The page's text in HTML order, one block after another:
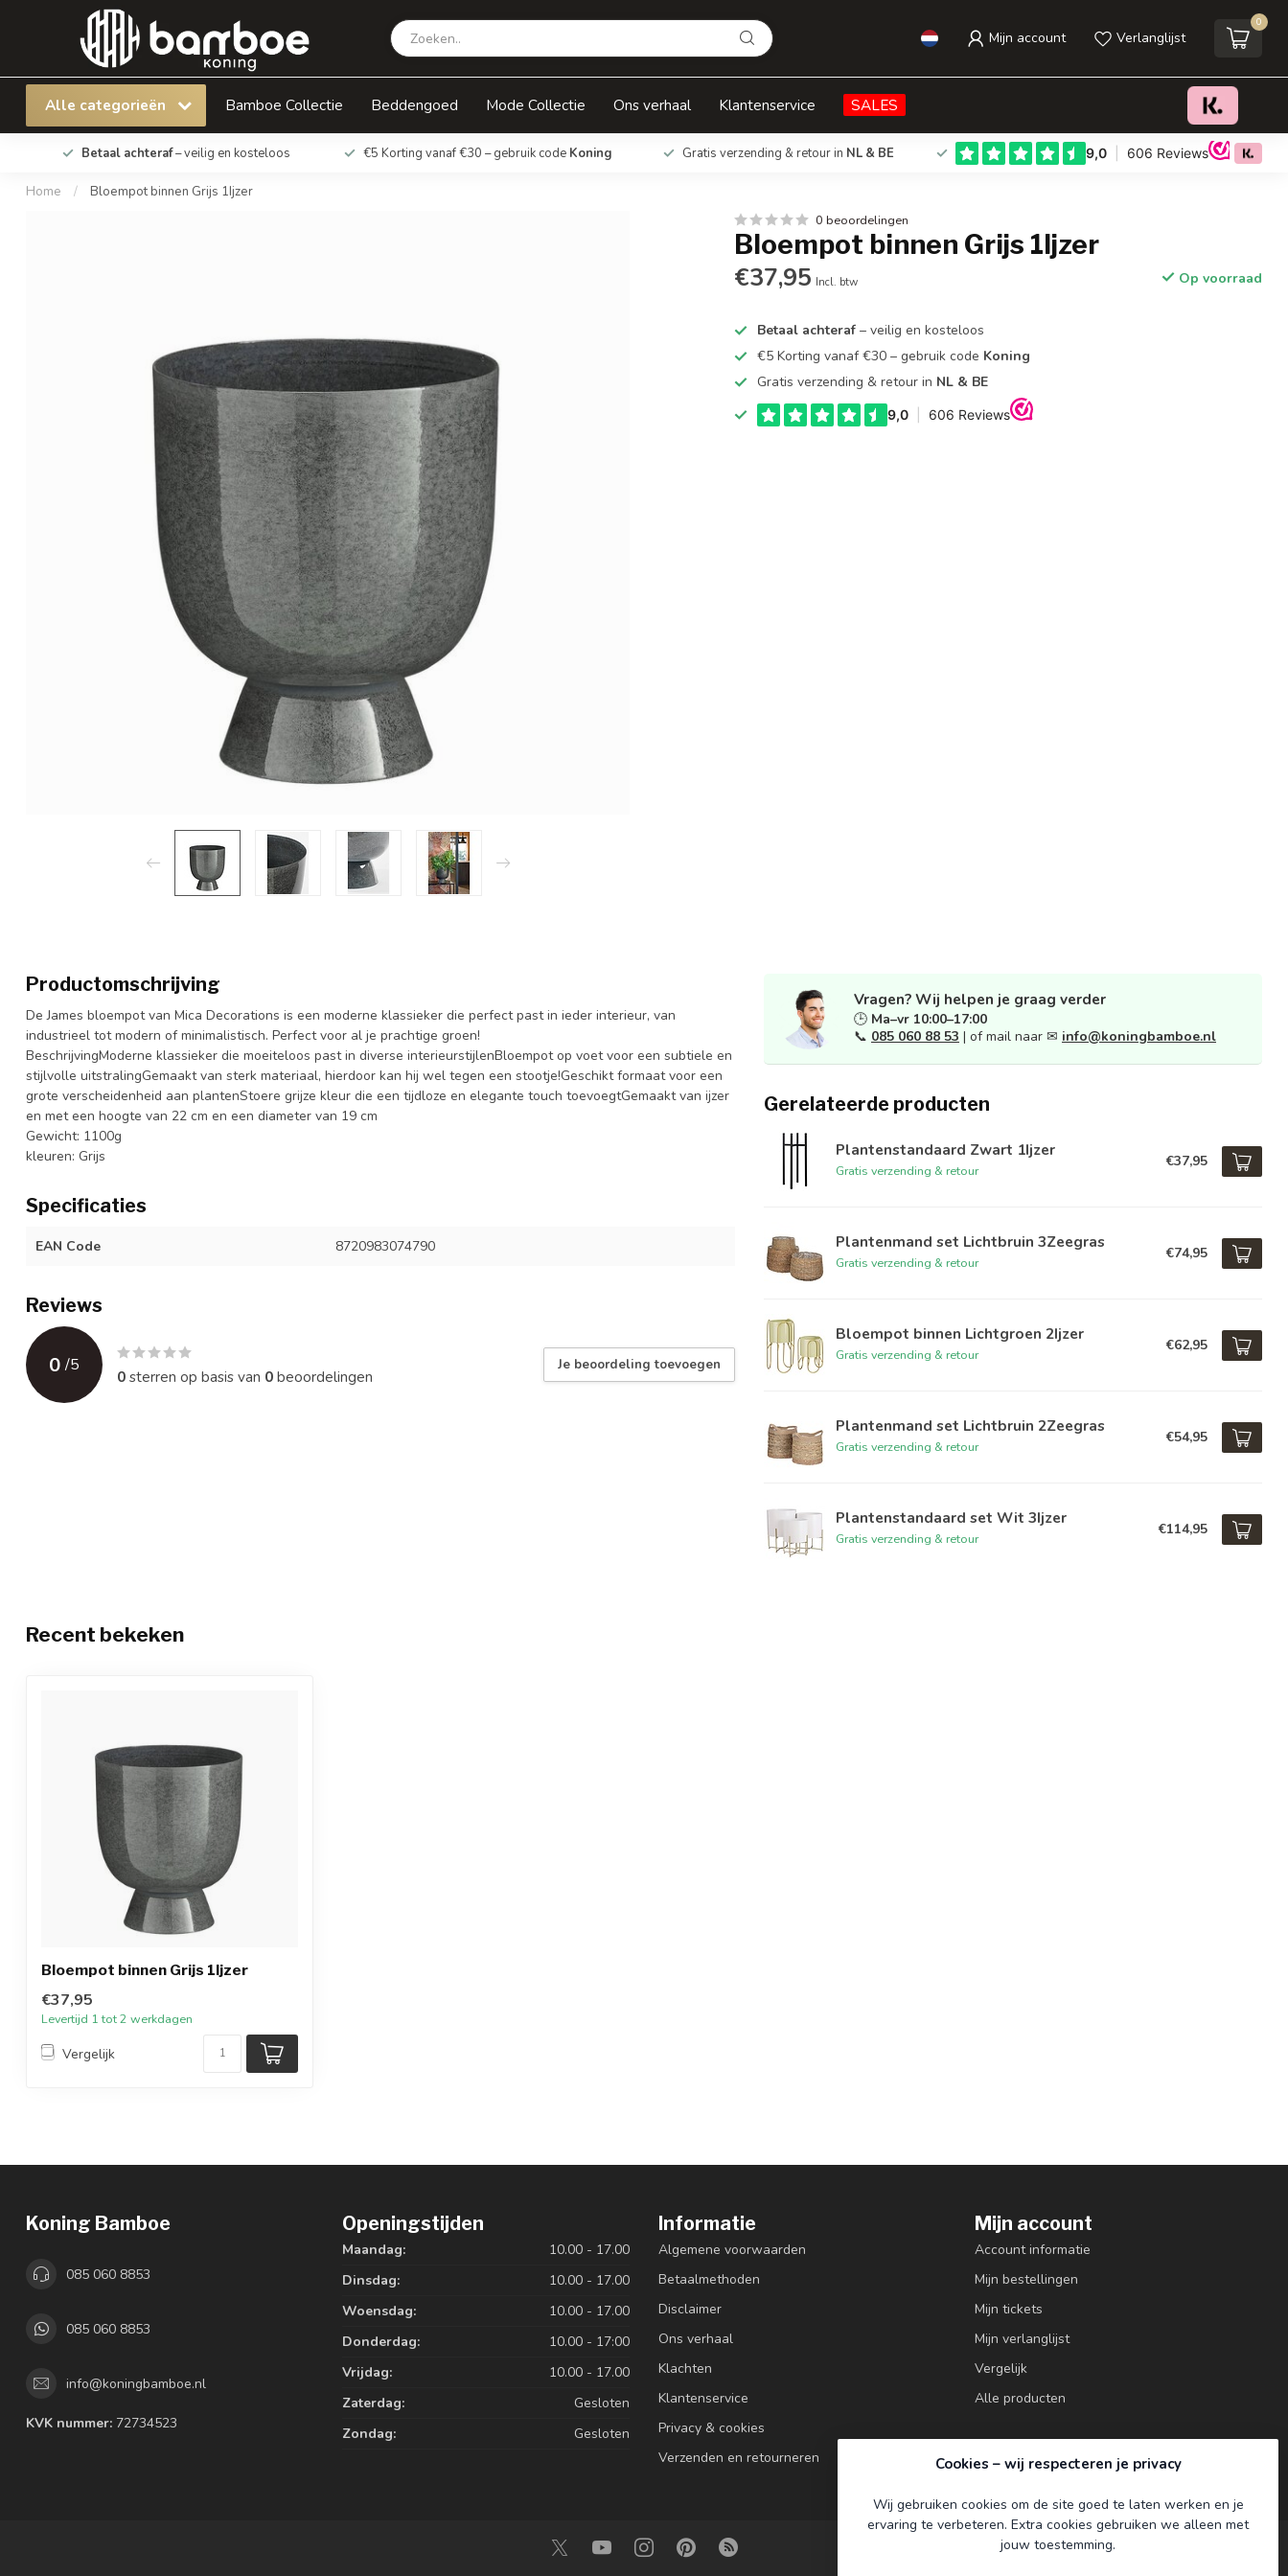
Mijn account Verlanglijst
0
Alle categorieën Bamboe Collectie Beddengoed Mode Collectie Ons verhaal Klantenservice SALES
Betaal achteraf– veilig en kosteloos €5 Korting vanaf €30 – gebruik code Koning Gratis verzending & retour in NL & BE
Home / Bloempot binnen Grijs 1Ijzer
Bloempot binnen Grijs 1Ijzer Toevoegen aan winkelwagen
0 beoordelingen
Bloempot binnen Grijs 1Ijzer
€37,95 Incl. btw Op voorraad
Betaal achteraf – veilig en kosteloos
€5 Korting vanaf €30 – gebruik code Koning
Gratis verzending & retour in NL & BE
Productomschrijving
De James bloempot van Mica Decorations is een moderne klassieker die perfect past in ieder interieur, van
industrieel tot modern of minimalistisch. Perfect voor al je prachtige groen!
BeschrijvingModerne klassieker die moeiteloos past in diverse interieurstijlenBloempot op voet voor een subtiele en
stijlvolle uitstralingGemaakt van sterk materiaal, hierdoor kan hij wel tegen een stootje!Geschikt formaat voor een
grote verscheidenheid aan plantenStoere grijze kleur die een tijdloze en elegante touch toevoegtGemaakt van ijzer
en met een hoogte van 22 cm en een diameter van 19 cm
Gewicht: 1100g
kleuren: Grijs
Specificaties
EAN Code 8720983074790
Reviews
0 /5
0sterren op basis van 0beoordelingen
Je beoordeling toevoegen
Vragen? Wij helpen je graag verder
🕒 Ma–vr 10:00–17:00
📞 085 060 88 53 | of mail naar ✉ info@koningbamboe.nl
Gerelateerde producten
Plantenstandaard Zwart 1Ijzer
Gratis verzending & retour
€37,95
Plantenmand set Lichtbruin 3Zeegras
Gratis verzending & retour
€74,95
Bloempot binnen Lichtgroen 2Ijzer
Gratis verzending & retour
€62,95
Plantenmand set Lichtbruin 2Zeegras
Gratis verzending & retour
€54,95
Plantenstandaard set Wit 3Ijzer
Gratis verzending & retour
€114,95
Recent bekeken
Bloempot binnen Grijs 1Ijzer
€37,95
Levertijd 1 tot 2 werkdagen
Vergelijk
Koning Bamboe
085 060 8853
085 060 8853
info@koningbamboe.nl
KVK nummer: 72734523
Openingstijden
Maandag:
10.00 - 17.00
Dinsdag:
10.00 - 17.00
Woensdag:
10.00 - 17.00
Donderdag:
10.00 - 17:00
Vrijdag:
10.00 - 17.00
Zaterdag:
Gesloten
Zondag:
Gesloten
Informatie
Algemene voorwaarden
Betaalmethoden
Disclaimer
Ons verhaal
Klachten
Klantenservice
Privacy & cookies
Verzenden en retourneren
Mijn account
Account informatie
Mijn bestellingen
Mijn tickets
Mijn verlanglijst
Vergelijk
Alle producten
Cookies – wij respecteren je privacy
Wij gebruiken cookies om de site goed te laten werken en je
ervaring te verbeteren. Extra cookies gebruiken we alleen met
jouw toestemming.